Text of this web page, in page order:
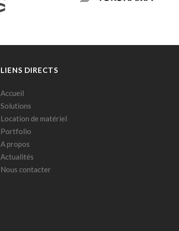
LIENS DIRECTS
Accueil
Solutions
Location de matériel
Portfolio
A propos
Actualités
Nous contacter